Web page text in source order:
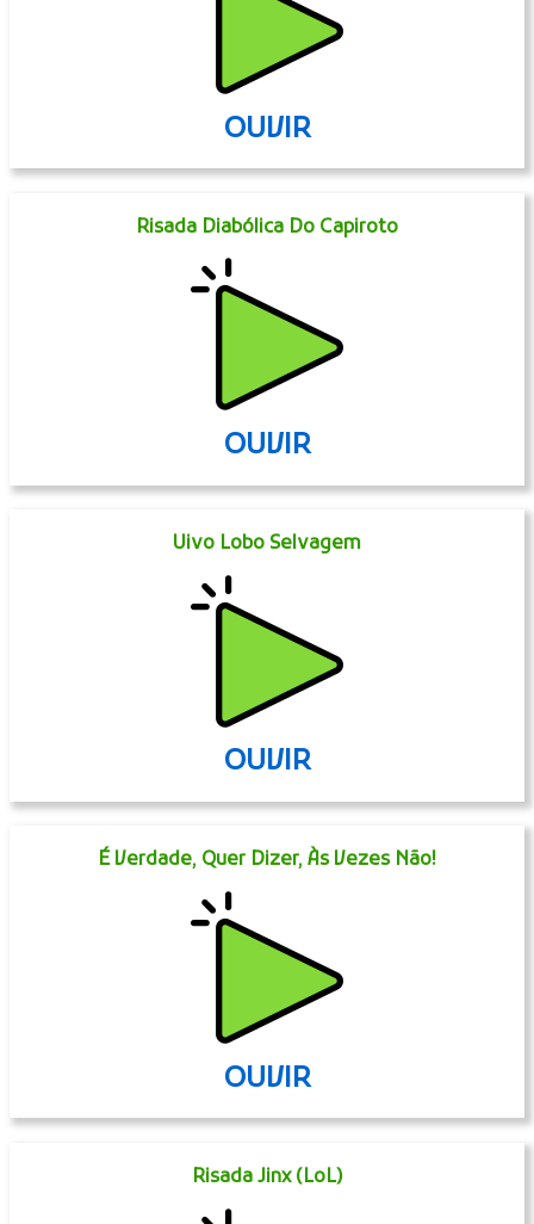
OUVIR
Risada Diabólica Do Capiroto
OUVIR
Uivo Lobo Selvagem
OUVIR
É Verdade, Quer Dizer, Às Vezes Não!
OUVIR
Risada Jinx (LoL)